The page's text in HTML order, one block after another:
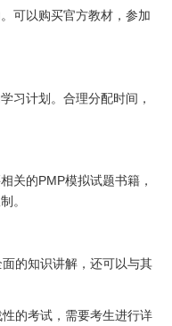
以购买官方教材，参加
计划。合理分配时间，
的PMP模拟试题书籍，
。
的知识讲解，还可以与其
的考试，需要考生进行详